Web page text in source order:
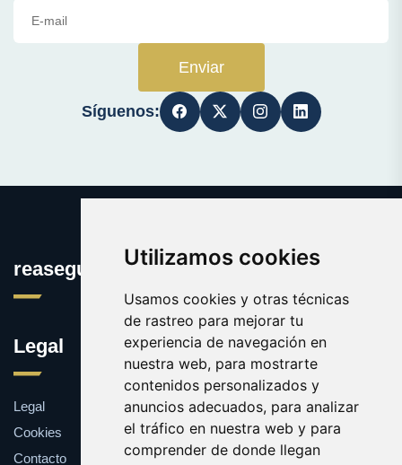
Utilizamos cookies
Usamos cookies y otras técnicas
de rastreo para mejorar tu
experiencia de navegación en
nuestra web, para mostrarte
contenidos personalizados y
anuncios adecuados, para analizar
el tráfico en nuestra web y para
comprender de donde llegan
Enviar
Síguenos:
reaseguros.es
Legal
Legal
Cookies
Contacto